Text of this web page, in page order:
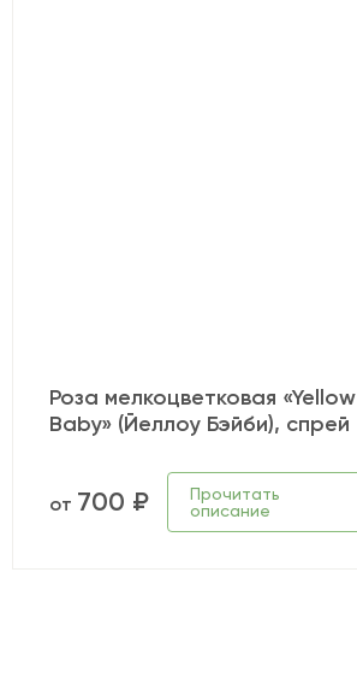
Роза мелкоцветковая «Yellow
Baby» (Йеллоу Бэйби), спрей
от 700 ₽
Прочитать
описание